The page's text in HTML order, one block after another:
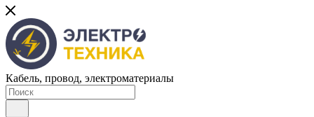
Кабель, провод, электроматериалы